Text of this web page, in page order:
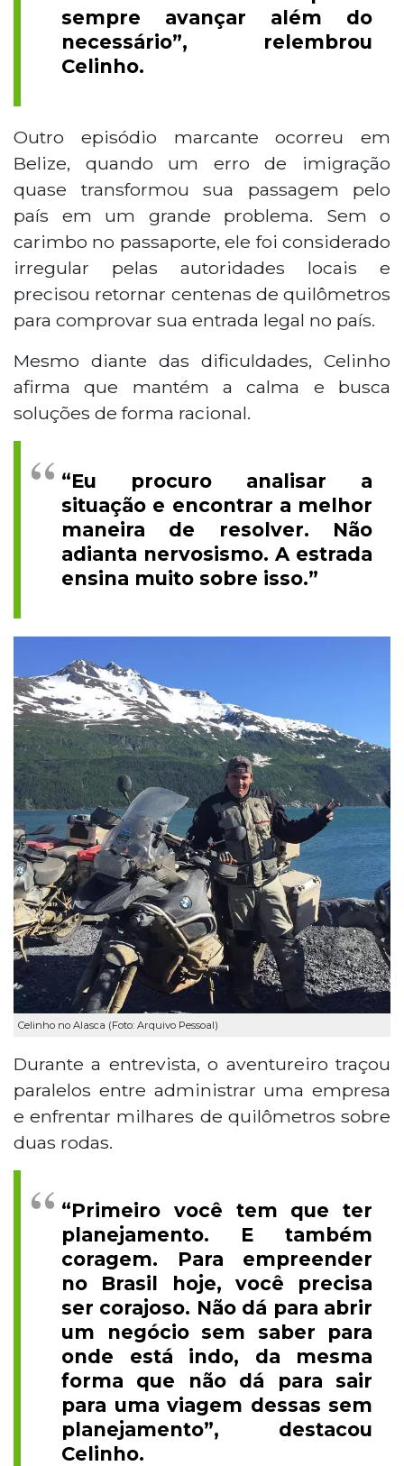
sempre avançar além do
necessário”, relembrou
Celinho.
Outro episódio marcante ocorreu em
Belize, quando um erro de imigração
quase transformou sua passagem pelo
país em um grande problema. Sem o
carimbo no passaporte, ele foi considerado
irregular pelas autoridades locais e
precisou retornar centenas de quilômetros
para comprovar sua entrada legal no país.
Mesmo diante das dificuldades, Celinho
afirma que mantém a calma e busca
soluções de forma racional.
“Eu procuro analisar a
situação e encontrar a melhor
maneira de resolver. Não
adianta nervosismo. A estrada
ensina muito sobre isso.”
Celinho no Alasca (Foto: Arquivo Pessoal)
Durante a entrevista, o aventureiro traçou
paralelos entre administrar uma empresa
e enfrentar milhares de quilômetros sobre
duas rodas.
“Primeiro você tem que ter
planejamento. E também
coragem. Para empreender
no Brasil hoje, você precisa
ser corajoso. Não dá para abrir
um negócio sem saber para
onde está indo, da mesma
forma que não dá para sair
para uma viagem dessas sem
planejamento”, destacou
Celinho.